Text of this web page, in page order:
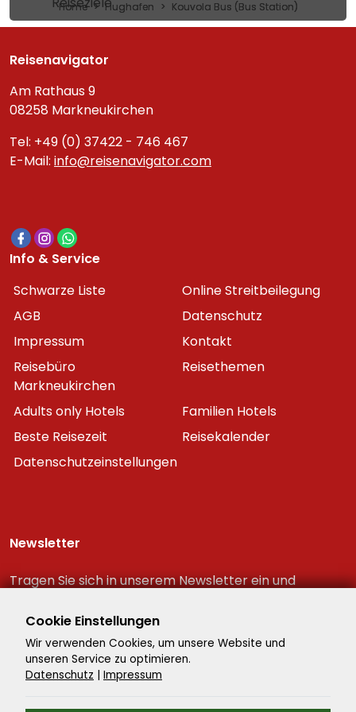
Home Flughafen Kouvola Bus (Bus Station)
Reisenavigator
Am Rathaus 9
08258 Markneukirchen
Tel: +49 (0) 37422 - 746 467
E-Mail: info@reisenavigator.com
Info & Service
Schwarze Liste
Online Streitbeilegung
AGB
Datenschutz
Impressum
Kontakt
Reisebüro
Markneukirchen
Reisethemen
Adults only Hotels
Familien Hotels
Beste Reisezeit
Reisekalender
Datenschutzeinstellungen
Newsletter
Tragen Sie sich in unserem Newsletter ein und
Reiseschnäppchen!
Cookie Einstellungen
Wir verwenden Cookies, um unsere Website und
unseren Service zu optimieren.
Datenschutz | Impressum